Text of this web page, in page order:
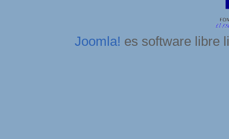
Joomla! es software libre